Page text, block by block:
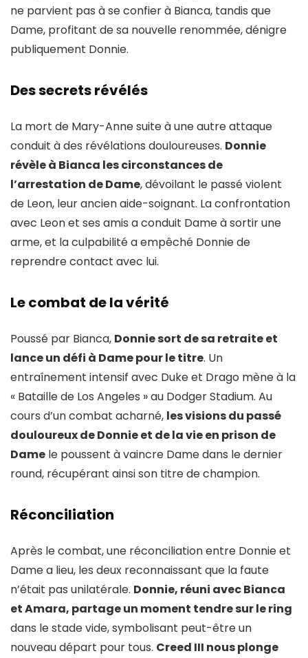
ne parvient pas à se confier à Bianca, tandis que
Dame, profitant de sa nouvelle renommée, dénigre
publiquement Donnie.
Des secrets révélés
La mort de Mary-Anne suite à une autre attaque
conduit à des révélations douloureuses. Donnie
révèle à Bianca les circonstances de
l’arrestation de Dame, dévoilant le passé violent
de Leon, leur ancien aide-soignant. La confrontation
avec Leon et ses amis a conduit Dame à sortir une
arme, et la culpabilité a empêché Donnie de
reprendre contact avec lui.
Le combat de la vérité
Poussé par Bianca, Donnie sort de sa retraite et
lance un défi à Dame pour le titre. Un
entraînement intensif avec Duke et Drago mène à la
« Bataille de Los Angeles » au Dodger Stadium. Au
cours d’un combat acharné, les visions du passé
douloureux de Donnie et de la vie en prison de
Dame le poussent à vaincre Dame dans le dernier
round, récupérant ainsi son titre de champion.
Réconciliation
Après le combat, une réconciliation entre Donnie et
Dame a lieu, les deux reconnaissant que la faute
n’était pas unilatérale. Donnie, réuni avec Bianca
et Amara, partage un moment tendre sur le ring
dans le stade vide, symbolisant peut-être un
nouveau départ pour tous. Creed III nous plonge